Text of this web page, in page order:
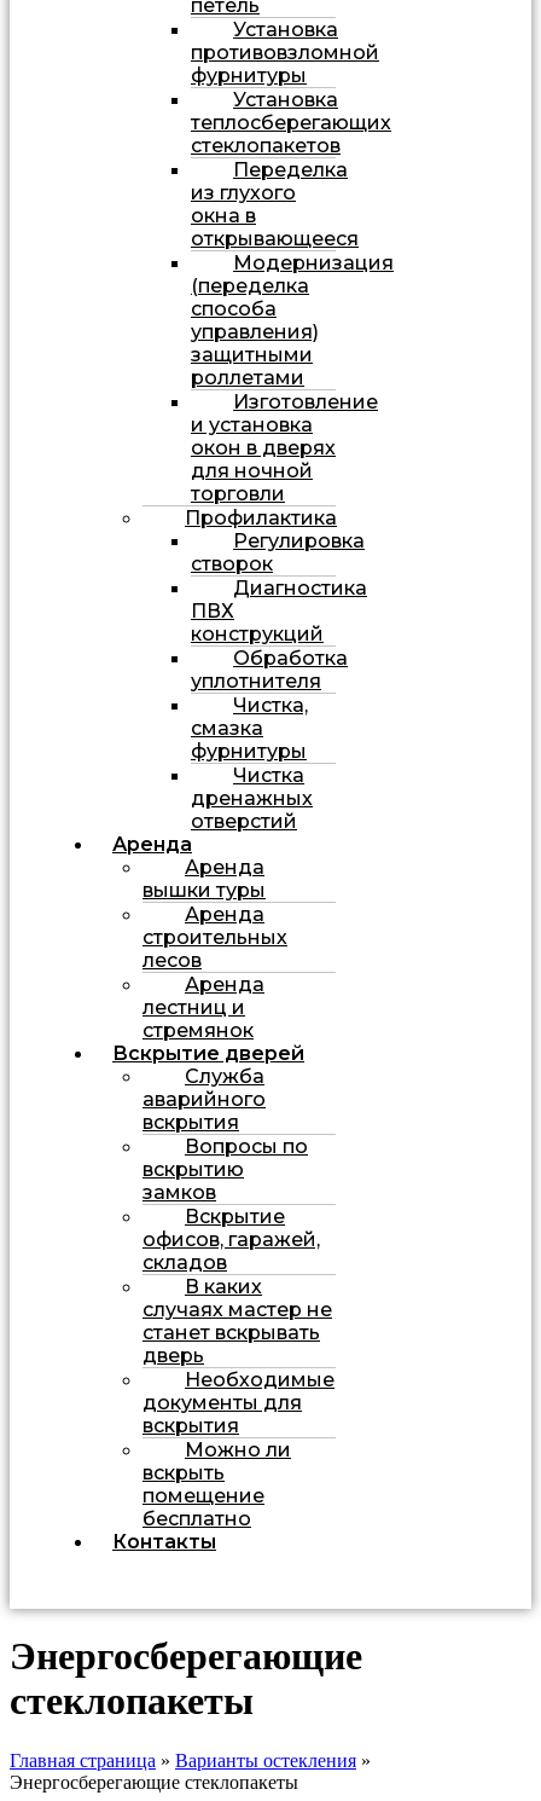
петель
Установка
противовзломной
фурнитуры
Установка
теплосберегающих
стеклопакетов
Переделка
из глухого
окна в
открывающееся
Модернизация
(переделка
способа
управления)
защитными
роллетами
Изготовление
и установка
окон в дверях
для ночной
торговли
Профилактика
Регулировка
створок
Диагностика
ПВХ
конструкций
Обработка
уплотнителя
Чистка,
смазка
фурнитуры
Чистка
дренажных
отверстий
Аренда
Аренда
вышки туры
Аренда
строительных
лесов
Аренда
лестниц и
стремянок
Вскрытие дверей
Служба
аварийного
вскрытия
Вопросы по
вскрытию
замков
Вскрытие
офисов, гаражей,
складов
В каких
случаях мастер не
станет вскрывать
дверь
Необходимые
документы для
вскрытия
Можно ли
вскрыть
помещение
бесплатно
Контакты
Энергосберегающие
стеклопакеты
Главная страница » Варианты остекления »
Энергосберегающие стеклопакеты